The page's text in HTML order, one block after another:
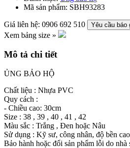
Mã sản phẩm: SBH93283
Giá liên hệ: 0906 692 510 Yêu cầu báo
Xem bảng size »
Mô tả chi tiết
ỦNG BẢO HỘ
Chất liệu : Nhựa PVC
Quy cách :
- Chiều cao: 30cm
Size : 38 , 39 , 40 , 41 , 42
Màu sắc : Trắng , Đen hoặc Nâu
Sử dụng : Kỹ sư, công nhân, độ bền cao
Bảo hành hoặc đổi sản phẩm lỗi do nhà